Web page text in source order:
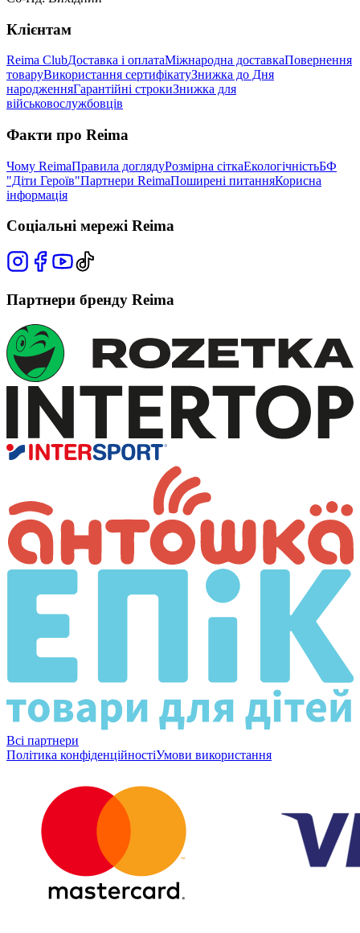
Клієнтам
Reima ClubДоставка і оплатаМіжнародна доставкаПовернення
товаруВикористання сертифікатуЗнижка до Дня
народженняГарантійні строкиЗнижка для
військовослужбовців
Факти про Reima
Чому ReimaПравила доглядуРозмірна сіткаЕкологічністьБФ
"Діти Героїв"Партнери ReimaПоширені питанняКорисна
інформація
Соціальні мережі Reima
Партнери бренду Reima
Всі партнери
Політика конфіденційностіУмови використання